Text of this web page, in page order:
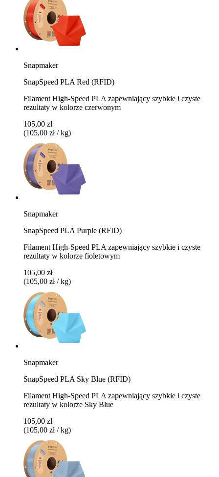
Snapmaker
SnapSpeed PLA Red (RFID)
Filament High-Speed PLA zapewniający szybkie i czyste
rezultaty w kolorze czerwonym
105,00 zł
(105,00 zł / kg)
Snapmaker
SnapSpeed PLA Purple (RFID)
Filament High-Speed PLA zapewniający szybkie i czyste
rezultaty w kolorze fioletowym
105,00 zł
(105,00 zł / kg)
Snapmaker
SnapSpeed PLA Sky Blue (RFID)
Filament High-Speed PLA zapewniający szybkie i czyste
rezultaty w kolorze Sky Blue
105,00 zł
(105,00 zł / kg)